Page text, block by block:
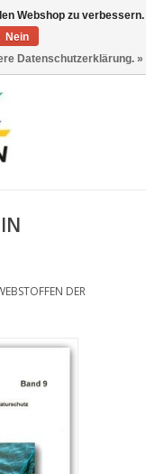
DER
Webshop zu verbessern.
Nein
Datenschutzerklärung. »